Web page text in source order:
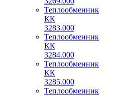
Теплообменник
КК
3283.000
Теплообменник
КК
3284.000
Теплообменник
КК
3285.000
Теплообменник